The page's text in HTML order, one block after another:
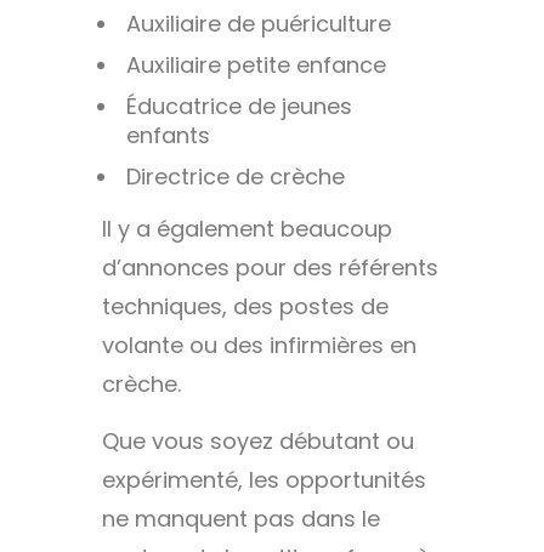
Auxiliaire de puériculture
Auxiliaire petite enfance
Éducatrice de jeunes
enfants
Directrice de crèche
Il y a également beaucoup
d’annonces pour des référents
techniques, des postes de
volante ou des infirmières en
crèche.
Que vous soyez débutant ou
expérimenté, les opportunités
ne manquent pas dans le